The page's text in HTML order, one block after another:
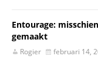
Entourage:
gemaakt
Rogier februari 14,